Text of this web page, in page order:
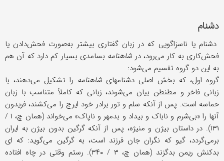
دشنام
دشنام یا ناسزاگویی که در زبان گفتاری بیشتر به‌صورت فحش‌دادن یا
فحش‌کاری به کار می‌رود، در شاهنامه بسامدی بسیار کم دارد که آن هم
به این دو گروه تقسیم می‌شود:
گروه اول، که بخش اصلی دشنامهای شاهنامه را تشکیل می‌دهند، با
زبانی فاخر و مطنطن بیان می‌شوند، زبانی که کاملاً متناسب با زبان
حماسه است. پس از آنکه سلم و تور برادر خود ایرج را می‌کشند، فریدون
آنها را «بی‌شرم و ناباک و بیداد و بدمهر و ناپاک» می‌خواند (همان چ، ۱ /
۱۳۱). در داستان بیژن و منیژه، پس از آنکه گرگین بدون بیژن به ایران
برمی‌گردد، گیو که نگران جان فرزند است، به گرگین می‌گوید: که ای
بدکنش ریمن بدگزند (همان چ، ۳ / ۳۴۰). رستم وقتی در چاه افتاده